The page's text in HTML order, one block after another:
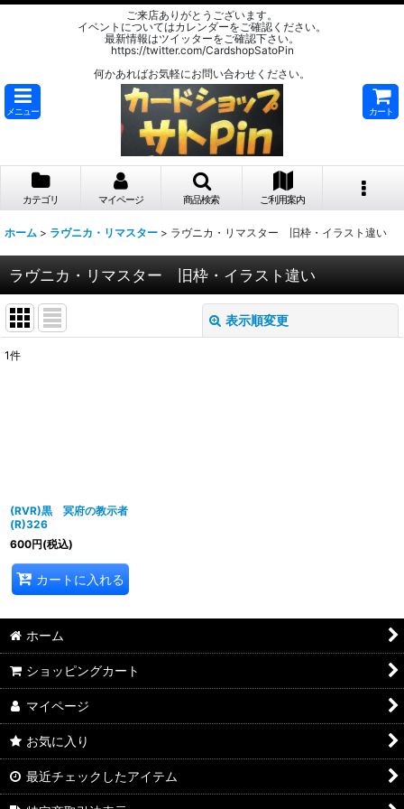
ご来店ありがとうございます。
イベントについてはカレンダーをご確認ください。
最新情報はツイッターをご確認下さい。
https://twitter.com/CardshopSatoPin
何かあればお気軽にお問い合わせください。
メニュー カート
カテゴリ マイページ 商品検索 ご利用案内
ホーム > ラヴニカ・リマスター > ラヴニカ・リマスター 旧枠・イラスト違い
ラヴニカ・リマスター 旧枠・イラスト違い
表示順変更
1件
(RVR)黒 冥府の教示者
(R)326
600円(税込)
カートに入れる
ホーム
ショッピングカート
マイページ
お気に入り
最近チェックしたアイテム